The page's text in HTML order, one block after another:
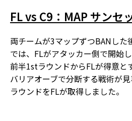
FL vs C9：MAP サンセ
両チームが3マップずつBANした
では、FLがアタッカー側で開始し
前半1stラウンドからFLが得意と
バリアオーブで分断する戦術が
ラウンドをFLが取得しました。